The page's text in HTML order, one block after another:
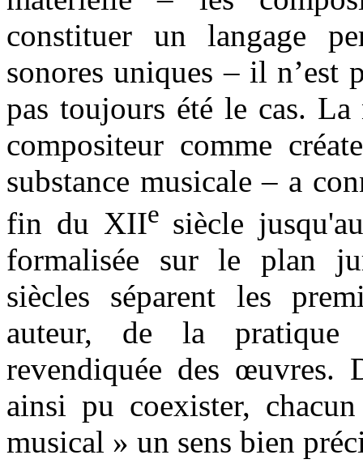
constituer un langage
sonores uniques – il n’est
pas toujours été le cas.
compositeur comme
substance musicale – a
fin du XIIe siècle
formalisée sur le plan
siècles séparent les
auteur, de la pratique
revendiquée des œuvres.
ainsi pu coexister,
musical » un sens bien